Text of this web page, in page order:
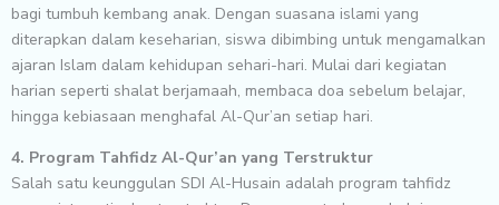
bagi tumbuh kembang anak. Dengan suasana islami yang
diterapkan dalam keseharian, siswa dibimbing untuk mengamalkan
ajaran Islam dalam kehidupan sehari-hari. Mulai dari kegiatan
harian seperti shalat berjamaah, membaca doa sebelum belajar,
hingga kebiasaan menghafal Al-Qur’an setiap hari.
4. Program Tahfidz Al-Qur’an yang Terstruktur
Salah satu keunggulan SDI Al-Husain adalah program tahfidz